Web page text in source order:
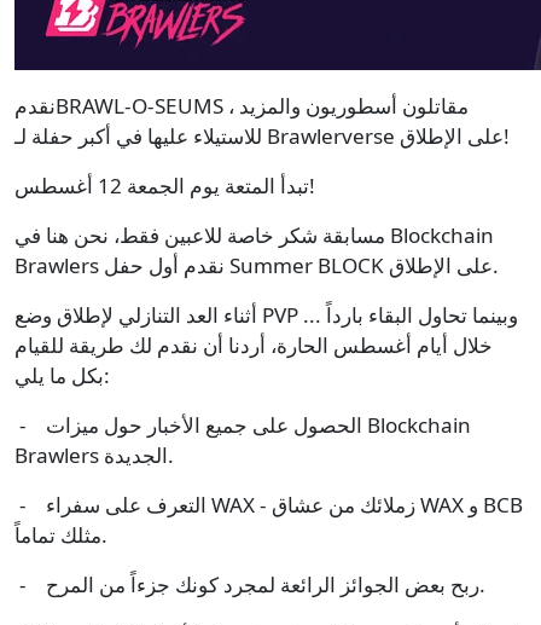
نقدمBRAWL-O-SEUMS ، مقاتلون أسطوريون والمزيد
للاستيلاء عليها في أكبر حفلة لـ Brawlerverse على الإطلاق!
تبدأ المتعة يوم الجمعة 12 أغسطس!
مسابقة شكر خاصة للاعبين فقط، نحن هنا في Blockchain
Brawlers نقدم أول حفل Summer BLOCK على الإطلاق.
أثناء العد التنازلي لإطلاق وضع PVP ... وبينما تحاول البقاء بارداً
خلال أيام أغسطس الحارة، أردنا أن نقدم لك طريقة للقيام
بكل ما يلي:
- الحصول على جميع الأخبار حول ميزات Blockchain
Brawlers الجديدة.
- التعرف على سفراء WAX - زملائك من عشاق WAX و BCB
مثلك تماماً.
- ربح بعض الجوائز الرائعة لمجرد كونك جزءاً من المرح.